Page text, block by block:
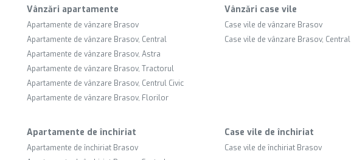
Vânzări apartamente
Apartamente de vânzare Brasov
Apartamente de vânzare Brasov, Central
Apartamente de vânzare Brasov, Astra
Apartamente de vânzare Brasov, Tractorul
Apartamente de vânzare Brasov, Centrul Civic
Apartamente de vânzare Brasov, Florilor
Vânzări case vile
Case vile de vânzare Brasov
Case vile de vânzare Brasov, Central
Apartamente de închiriat
Apartamente de închiriat Brasov
Case vile de închiriat
Case vile de închiriat Brasov